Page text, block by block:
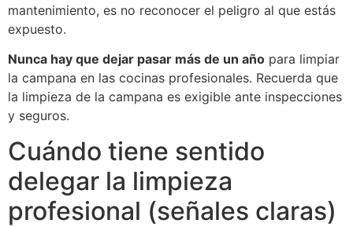
mantenimiento, es no reconocer el peligro al que estás
expuesto.
Nunca hay que dejar pasar más de un año para limpiar
la campana en las cocinas profesionales. Recuerda que
la limpieza de la campana es exigible ante inspecciones
y seguros.
Cuándo tiene sentido
delegar la limpieza
profesional (señales claras)